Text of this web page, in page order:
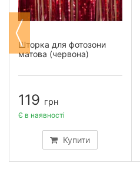
Шторка для фотозони
матова (червона)
119 грн
Купити
Є в наявності